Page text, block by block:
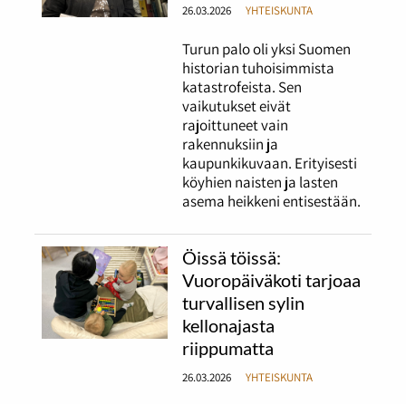
26.03.2026 YHTEISKUNTA
Turun palo oli yksi Suomen
historian tuhoisimmista
katastrofeista. Sen
vaikutukset eivät
rajoittuneet vain
rakennuksiin ja
kaupunkikuvaan. Erityisesti
köyhien naisten ja lasten
asema heikkeni entisestään.
Öissä töissä:
Vuoropäiväkoti tarjoaa
turvallisen sylin
kellonajasta
riippumatta
26.03.2026 YHTEISKUNTA